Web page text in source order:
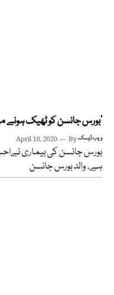
’بورس جانسن کو ٹھیک ہونے
April 10, 2020 Byویب ڈیسک
بورس جانسن کی بیماری
ہے، والد بورس جانسن